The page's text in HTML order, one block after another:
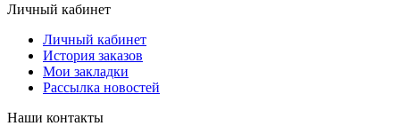
Личный кабинет
Личный кабинет
История заказов
Мои закладки
Рассылка новостей
Наши контакты